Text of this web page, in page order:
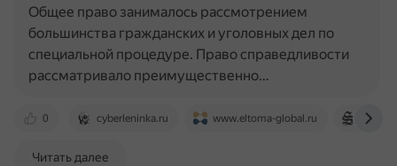
0 cyberleninka.ru www.eltoma-global.ru
Общее право занималось рассмотрением
большинства гражданских и уголовных дел по
специальной процедуре. Право справедливости
рассматривало преимущественно…
Читать далее